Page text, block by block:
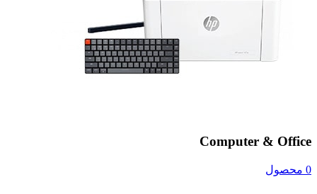
Computer & Office
0 محصول